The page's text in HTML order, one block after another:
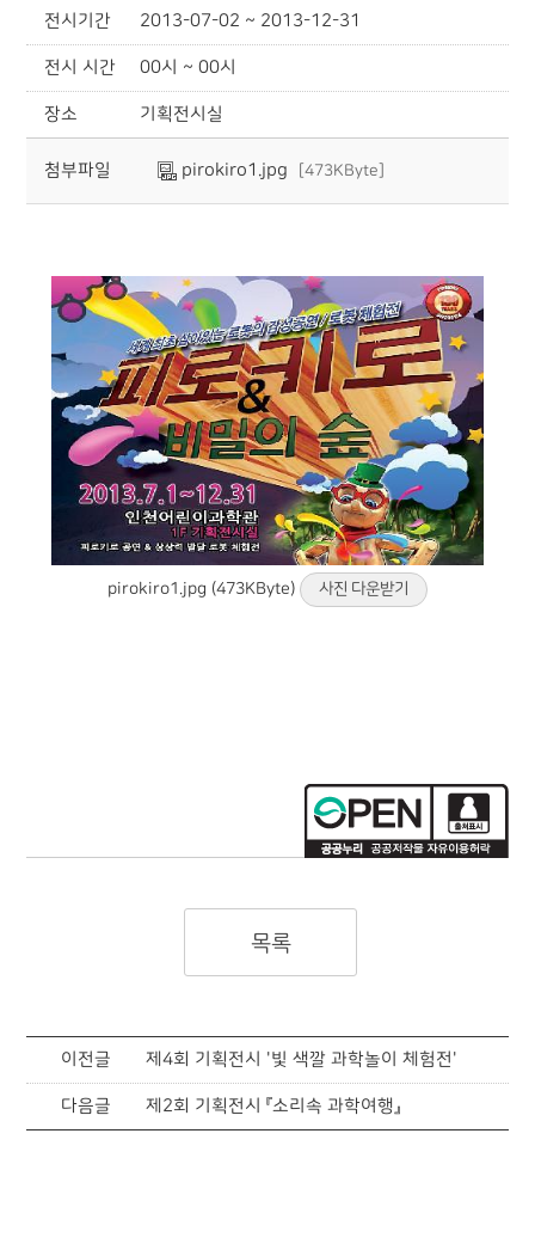
전시기간 2013-07-02 ~ 2013-12-31
전시 시간 00시 ~ 00시
장소 기획전시실
첨부파일 pirokiro1.jpg [473KByte]
pirokiro1.jpg (473KByte) 사진 다운받기
목록
이전글 제4회 기획전시 '빛 색깔 과학놀이 체험전'
다음글 제2회 기획전시 『소리속 과학여행』